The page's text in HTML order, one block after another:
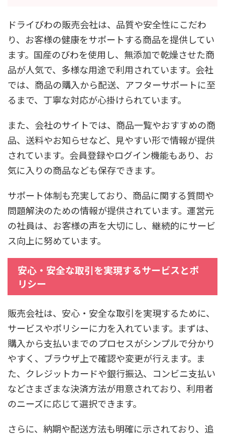
ドライびわの販売会社は、品質や安全性にこだわ
り、お客様の健康をサポートする商品を提供してい
ます。国産のびわを使用し、無添加で乾燥させた商
品が人気で、多様な用途で利用されています。会社
では、商品の購入から配送、アフターサポートに至
るまで、丁寧な対応が心掛けられています。
また、会社のサイトでは、商品一覧やおすすめの商
品、送料やお知らせなど、見やすい形で情報が提供
されています。会員登録やログイン機能もあり、お
気に入りの商品なども保存できます。
サポート体制も充実しており、商品に関する質問や
問題解決のための情報が提供されています。運営元
の社員は、お客様の声を大切にし、継続的にサービ
ス向上に努めています。
安心・安全な取引を実現するサービスとポ
リシー
販売会社は、安心・安全な取引を実現するために、
サービスやポリシーに力を入れています。まずは、
購入から支払いまでのプロセスがシンプルで分かり
やすく、ブラウザ上で確認や変更が行えます。ま
た、クレジットカードや銀行振込、コンビニ支払い
などさまざまな決済方法が用意されており、利用者
のニーズに応じて選択できます。
さらに、納期や配送方法も明確に示されており、追